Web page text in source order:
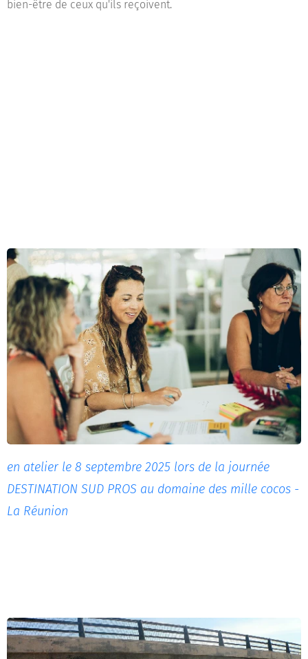
bien-être de ceux qu'ils reçoivent.
en atelier le 8 septembre 2025 lors de la journée
DESTINATION SUD PROS au domaine des mille cocos -
La Réunion